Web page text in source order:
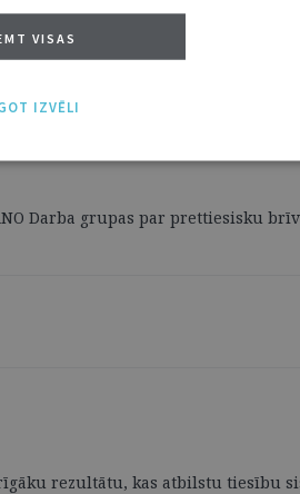
Darba grupas par prettiesisku
rezultātu, kas atbilstu tiesību
VISAS
IZVĒLI